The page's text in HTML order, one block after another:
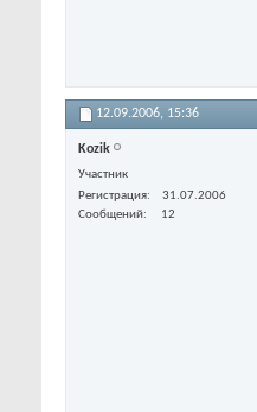
12.09.2006, 15:36
Kozik
Участник
Регистрация
31.07.2006
Сообщений
12